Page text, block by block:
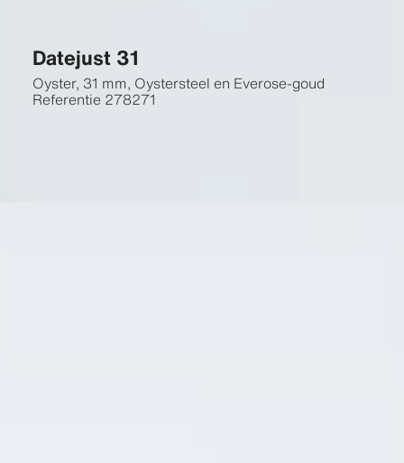
Datejust 31
Oyster, 31 mm, Oystersteel en Everose-goud
Referentie 278271